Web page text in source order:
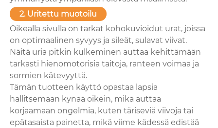
2. Uritettu muotoilu
Oikealla sivulla on tarkat kohokuvioidut urat, joissa
on optimaalinen syvyys ja sileät, sulavat viivat.
Näitä uria pitkin kulkeminen auttaa kehittämään
tarkasti hienomotorisia taitoja, ranteen voimaa ja
sormien kätevyyttä.
Tämän tuotteen käyttö opastaa lapsia
hallitsemaan kynää oikein, mikä auttaa
korjaamaan ongelmia, kuten täriseviä viivoja tai
epätasaista painetta, mikä viime kädessä edistää